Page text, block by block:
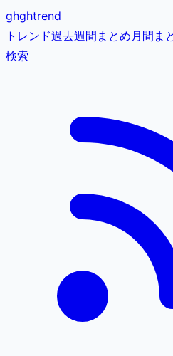
ghghtrend
トレンド過去週間まとめ月間ま
検索